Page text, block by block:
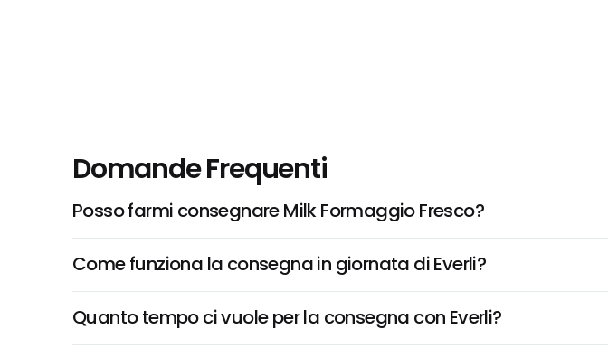
Domande Frequenti
Posso farmi consegnare Milk Formaggio Fresco?
Come funziona la consegna in giornata di Everli?
Quanto tempo ci vuole per la consegna con Everli?